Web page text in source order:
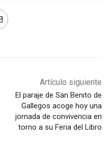
Artículo siguiente
El paraje de San Benito de
Gallegos acoge hoy una
jornada de convivencia en
torno a su Feria del Libro